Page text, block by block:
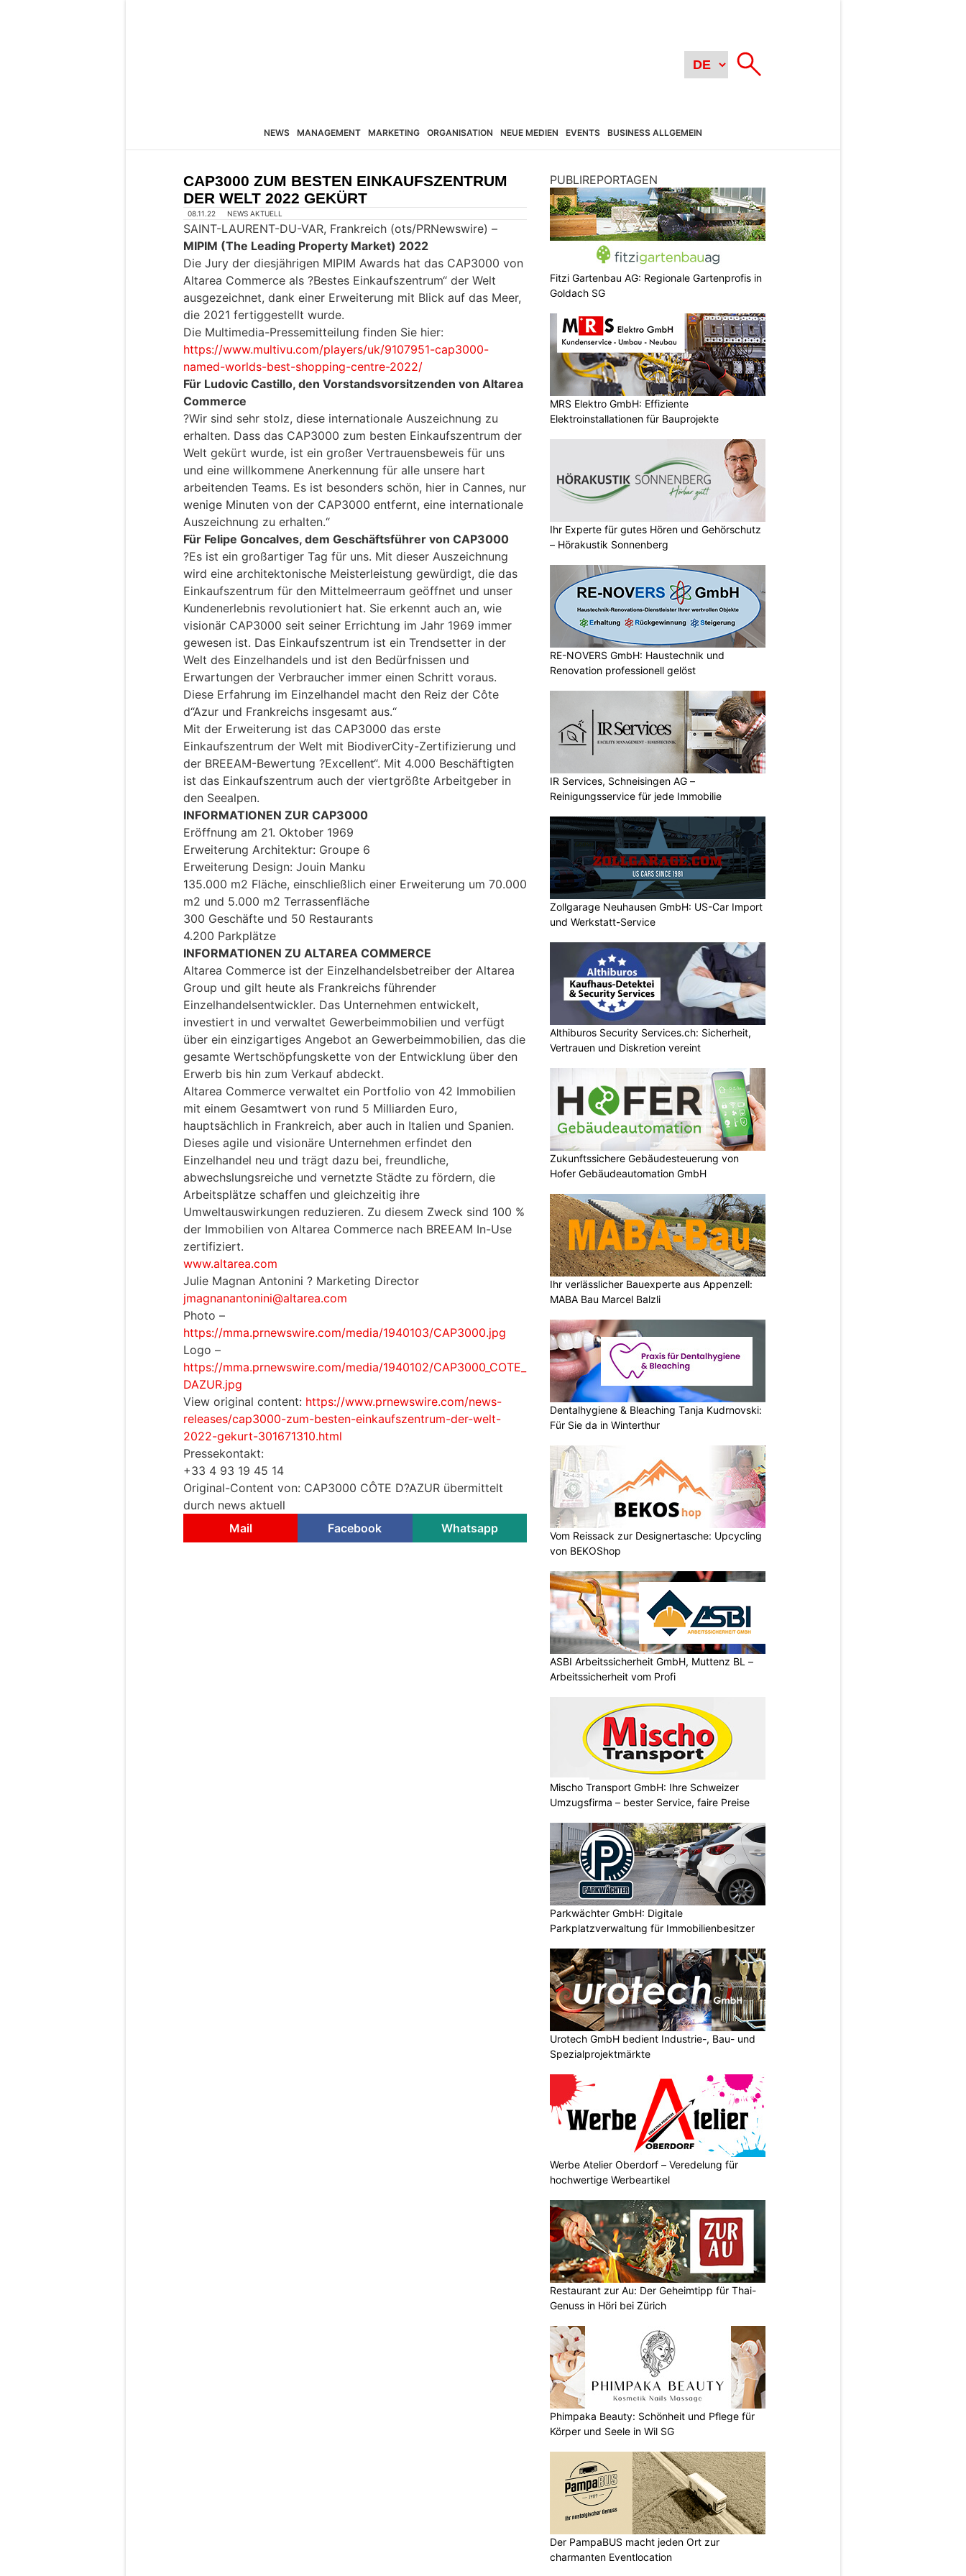
NEWS MANAGEMENT MARKETING ORGANISATION NEUE MEDIEN EVENTS BUSINESS ALLGEMEIN
CAP3000 ZUM BESTEN EINKAUFSZENTRUM
DER WELT 2022 GEKÜRT
08.11.22 NEWS AKTUELL
SAINT-LAURENT-DU-VAR, Frankreich (ots/PRNewswire) –
MIPIM (The Leading Property Market) 2022
Die Jury der diesjährigen MIPIM Awards hat das CAP3000 von
Altarea Commerce als ?Bestes Einkaufszentrum“ der Welt
ausgezeichnet, dank einer Erweiterung mit Blick auf das Meer,
die 2021 fertiggestellt wurde.
Die Multimedia-Pressemitteilung finden Sie hier:
https://www.multivu.com/players/uk/9107951-cap3000-
named-worlds-best-shopping-centre-2022/
Für Ludovic Castillo, den Vorstandsvorsitzenden von Altarea
Commerce
?Wir sind sehr stolz, diese internationale Auszeichnung zu
erhalten. Dass das CAP3000 zum besten Einkaufszentrum der
Welt gekürt wurde, ist ein großer Vertrauensbeweis für uns
und eine willkommene Anerkennung für alle unsere hart
arbeitenden Teams. Es ist besonders schön, hier in Cannes, nur
wenige Minuten von der CAP3000 entfernt, eine internationale
Auszeichnung zu erhalten.“
Für Felipe Goncalves, dem Geschäftsführer von CAP3000
?Es ist ein großartiger Tag für uns. Mit dieser Auszeichnung
wird eine architektonische Meisterleistung gewürdigt, die das
Einkaufszentrum für den Mittelmeerraum geöffnet und unser
Kundenerlebnis revolutioniert hat. Sie erkennt auch an, wie
visionär CAP3000 seit seiner Errichtung im Jahr 1969 immer
gewesen ist. Das Einkaufszentrum ist ein Trendsetter in der
Welt des Einzelhandels und ist den Bedürfnissen und
Erwartungen der Verbraucher immer einen Schritt voraus.
Diese Erfahrung im Einzelhandel macht den Reiz der Côte
d“Azur und Frankreichs insgesamt aus.“
Mit der Erweiterung ist das CAP3000 das erste
Einkaufszentrum der Welt mit BiodiverCity-Zertifizierung und
der BREEAM-Bewertung ?Excellent“. Mit 4.000 Beschäftigten
ist das Einkaufszentrum auch der viertgrößte Arbeitgeber in
den Seealpen.
INFORMATIONEN ZUR CAP3000
Eröffnung am 21. Oktober 1969
Erweiterung Architektur: Groupe 6
Erweiterung Design: Jouin Manku
135.000 m2 Fläche, einschließlich einer Erweiterung um 70.000
m2 und 5.000 m2 Terrassenfläche
300 Geschäfte und 50 Restaurants
4.200 Parkplätze
INFORMATIONEN ZU ALTAREA COMMERCE
Altarea Commerce ist der Einzelhandelsbetreiber der Altarea
Group und gilt heute als Frankreichs führender
Einzelhandelsentwickler. Das Unternehmen entwickelt,
investiert in und verwaltet Gewerbeimmobilien und verfügt
über ein einzigartiges Angebot an Gewerbeimmobilien, das die
gesamte Wertschöpfungskette von der Entwicklung über den
Erwerb bis hin zum Verkauf abdeckt.
Altarea Commerce verwaltet ein Portfolio von 42 Immobilien
mit einem Gesamtwert von rund 5 Milliarden Euro,
hauptsächlich in Frankreich, aber auch in Italien und Spanien.
Dieses agile und visionäre Unternehmen erfindet den
Einzelhandel neu und trägt dazu bei, freundliche,
abwechslungsreiche und vernetzte Städte zu fördern, die
Arbeitsplätze schaffen und gleichzeitig ihre
Umweltauswirkungen reduzieren. Zu diesem Zweck sind 100 %
der Immobilien von Altarea Commerce nach BREEAM In-Use
zertifiziert.
www.altarea.com
Julie Magnan Antonini ? Marketing Director
jmagnanantonini@altarea.com
Photo –
https://mma.prnewswire.com/media/1940103/CAP3000.jpg
Logo –
https://mma.prnewswire.com/media/1940102/CAP3000_COTE_
DAZUR.jpg
View original content: https://www.prnewswire.com/news-
releases/cap3000-zum-besten-einkaufszentrum-der-welt-
2022-gekurt-301671310.html
Pressekontakt:
+33 4 93 19 45 14
Original-Content von: CAP3000 CÔTE D?AZUR übermittelt
durch news aktuell
Mail
Facebook Whatsapp
PUBLIREPORTAGEN
Fitzi Gartenbau AG: Regionale Gartenprofis in
Goldach SG
MRS Elektro GmbH: Effiziente
Elektroinstallationen für Bauprojekte
Ihr Experte für gutes Hören und Gehörschutz
– Hörakustik Sonnenberg
RE-NOVERS GmbH: Haustechnik und
Renovation professionell gelöst
IR Services, Schneisingen AG –
Reinigungsservice für jede Immobilie
Zollgarage Neuhausen GmbH: US-Car Import
und Werkstatt-Service
Althiburos Security Services.ch: Sicherheit,
Vertrauen und Diskretion vereint
Zukunftssichere Gebäudesteuerung von
Hofer Gebäudeautomation GmbH
Ihr verlässlicher Bauexperte aus Appenzell:
MABA Bau Marcel Balzli
Dentalhygiene & Bleaching Tanja Kudrnovski:
Für Sie da in Winterthur
Vom Reissack zur Designertasche: Upcycling
von BEKOShop
ASBI Arbeitssicherheit GmbH, Muttenz BL –
Arbeitssicherheit vom Profi
Mischo Transport GmbH: Ihre Schweizer
Umzugsfirma – bester Service, faire Preise
Parkwächter GmbH: Digitale
Parkplatzverwaltung für Immobilienbesitzer
Urotech GmbH bedient Industrie-, Bau- und
Spezialprojektmärkte
Werbe Atelier Oberdorf – Veredelung für
hochwertige Werbeartikel
Restaurant zur Au: Der Geheimtipp für Thai-
Genuss in Höri bei Zürich
Phimpaka Beauty: Schönheit und Pflege für
Körper und Seele in Wil SG
Der PampaBUS macht jeden Ort zur
charmanten Eventlocation